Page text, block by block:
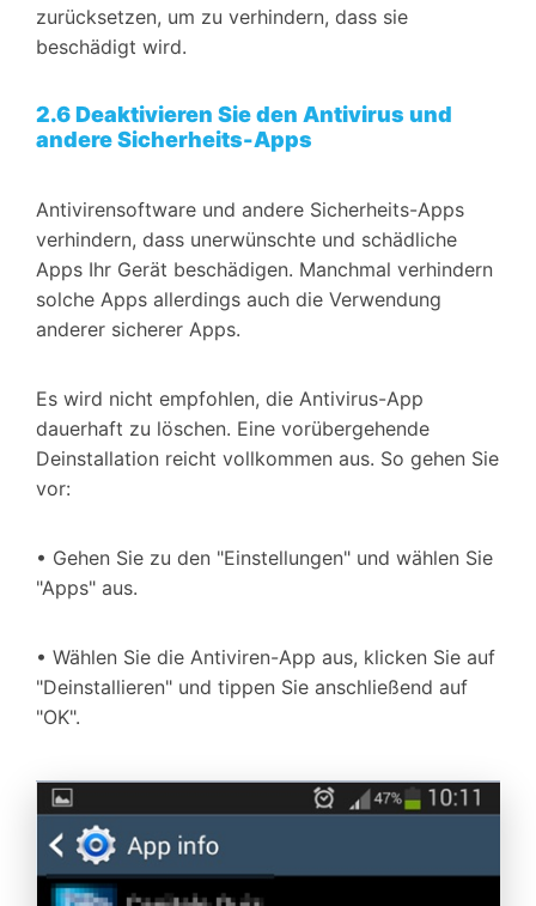
zurücksetzen, um zu verhindern, dass sie
beschädigt wird.
2.6 Deaktivieren Sie den Antivirus und
andere Sicherheits-Apps
Antivirensoftware und andere Sicherheits-Apps
verhindern, dass unerwünschte und schädliche
Apps Ihr Gerät beschädigen. Manchmal verhindern
solche Apps allerdings auch die Verwendung
anderer sicherer Apps.
Es wird nicht empfohlen, die Antivirus-App
dauerhaft zu löschen. Eine vorübergehende
Deinstallation reicht vollkommen aus. So gehen Sie
vor:
• Gehen Sie zu den "Einstellungen" und wählen Sie
"Apps" aus.
• Wählen Sie die Antiviren-App aus, klicken Sie auf
"Deinstallieren" und tippen Sie anschließend auf
"OK".